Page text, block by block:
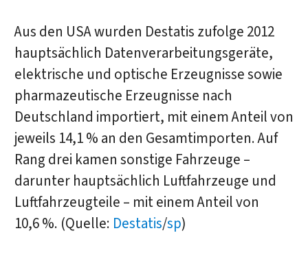
Aus den USA wurden Destatis zufolge 2012
hauptsächlich Datenverarbeitungsgeräte,
elektrische und optische Erzeugnisse sowie
pharmazeutische Erzeugnisse nach
Deutschland importiert, mit einem Anteil von
jeweils 14,1 % an den Gesamtimporten. Auf
Rang drei kamen sonstige Fahrzeuge –
darunter hauptsächlich Luftfahrzeuge und
Luftfahrzeugteile – mit einem Anteil von
10,6 %. (Quelle: Destatis/sp)